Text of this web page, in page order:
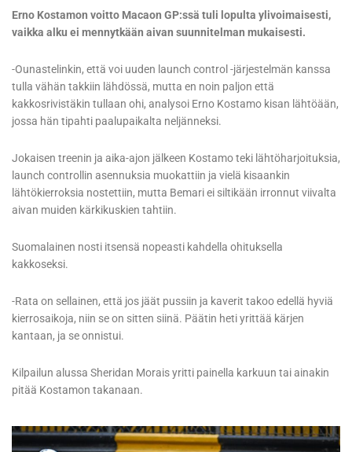
Erno Kostamon voitto Macaon GP:ssä tuli lopulta ylivoimaisesti,
vaikka alku ei mennytkään aivan suunnitelman mukaisesti.
-Ounastelinkin, että voi uuden launch control -järjestelmän kanssa
tulla vähän takkiin lähdössä, mutta en noin paljon että
kakkosrivistäkin tullaan ohi, analysoi Erno Kostamo kisan lähtöään,
jossa hän tipahti paalupaikalta neljänneksi.
Jokaisen treenin ja aika-ajon jälkeen Kostamo teki lähtöharjoituksia,
launch controllin asennuksia muokattiin ja vielä kisaankin
lähtökierroksia nostettiin, mutta Bemari ei siltikään irronnut viivalta
aivan muiden kärkikuskien tahtiin.
Suomalainen nosti itsensä nopeasti kahdella ohituksella
kakkoseksi.
-Rata on sellainen, että jos jäät pussiin ja kaverit takoo edellä hyviä
kierrosaikoja, niin se on sitten siinä. Päätin heti yrittää kärjen
kantaan, ja se onnistui.
Kilpailun alussa Sheridan Morais yritti painella karkuun tai ainakin
pitää Kostamon takanaan.